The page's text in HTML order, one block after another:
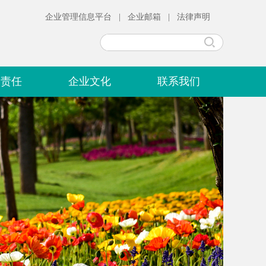
企业管理信息平台 企业邮箱 法律声明
任 企业文化 联系我们